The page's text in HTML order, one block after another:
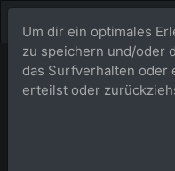
Um dir ein optimales
zu speichern und/oder
das Surfverhalten oder
erteilst oder